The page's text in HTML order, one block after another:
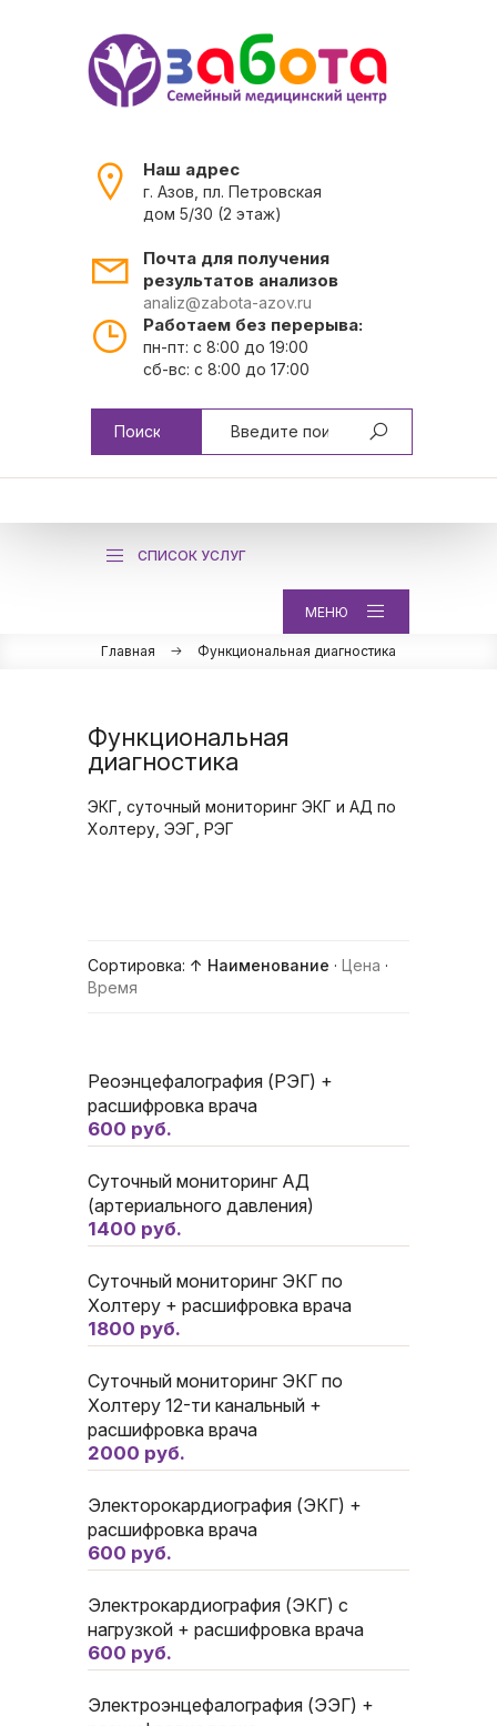
Наш адрес
г. Азов, пл. Петровская
дом 5/30 (2 этаж)
Почта для получения
результатов анализов
analiz@zabota-azov.ru
Работаем без перерыва:
пн-пт: с 8:00 до 19:00
сб-вс: с 8:00 до 17:00
СПИСОК УСЛУГ
МЕНЮ
Главная Функциональная диагностика
Функциональная
диагностика
ЭКГ, суточный мониторинг ЭКГ и АД по
Холтеру, ЭЭГ, РЭГ
Сортировка: ↑ Наименование · Цена ·
Время
Реоэнцефалография (РЭГ) +
расшифровка врача
600 руб.
Суточный мониторинг АД
(артериального давления)
1400 руб.
Суточный мониторинг ЭКГ по
Холтеру + расшифровка врача
1800 руб.
Суточный мониторинг ЭКГ по
Холтеру 12-ти канальный +
расшифровка врача
2000 руб.
Электорокардиография (ЭКГ) +
расшифровка врача
600 руб.
Электрокардиография (ЭКГ) с
нагрузкой + расшифровка врача
600 руб.
Электроэнцефалография (ЭЭГ) +